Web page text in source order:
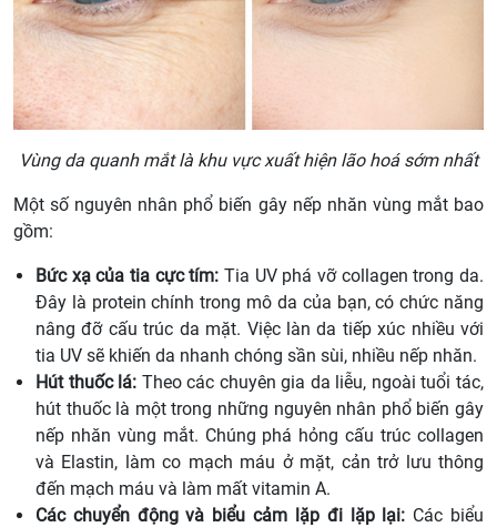
Vùng da quanh mắt là khu vực xuất hiện lão hoá sớm nhất
Một số nguyên nhân phổ biến gây nếp nhăn vùng mắt bao
gồm:
Bức xạ của tia cực tím: Tia UV phá vỡ collagen trong da.
Đây là protein chính trong mô da của bạn, có chức năng
nâng đỡ cấu trúc da mặt. Việc làn da tiếp xúc nhiều với
tia UV sẽ khiến da nhanh chóng sần sùi, nhiều nếp nhăn.
Hút thuốc lá: Theo các chuyên gia da liễu, ngoài tuổi tác,
hút thuốc là một trong những nguyên nhân phổ biến gây
nếp nhăn vùng mắt. Chúng phá hỏng cấu trúc collagen
và Elastin, làm co mạch máu ở mặt, cản trở lưu thông
đến mạch máu và làm mất vitamin A.
Các chuyển động và biểu cảm lặp đi lặp lại: Các biểu